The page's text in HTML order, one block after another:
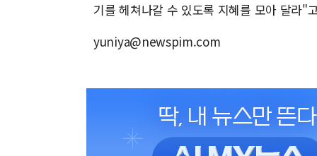
기를 헤쳐나갈 수 있도록 지혜를 모아 달라"
yuniya@newspim.com